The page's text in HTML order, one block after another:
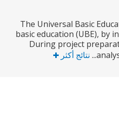
The Universal Basic
basic education (UBE), by
During project
نتائج أكثر